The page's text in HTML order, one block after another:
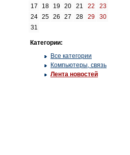
17
18 19 20 21 22
23
24 25 26 27 28 29
30
31
Категории:
Все категории
Компьютеры, связь
Лента новостей